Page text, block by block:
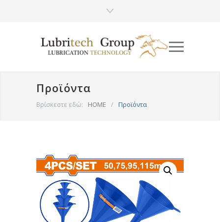
Προϊόντα
Βρίσκεστε εδώ: HOME / Προϊόντα